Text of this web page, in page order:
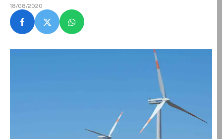
18/08/2020